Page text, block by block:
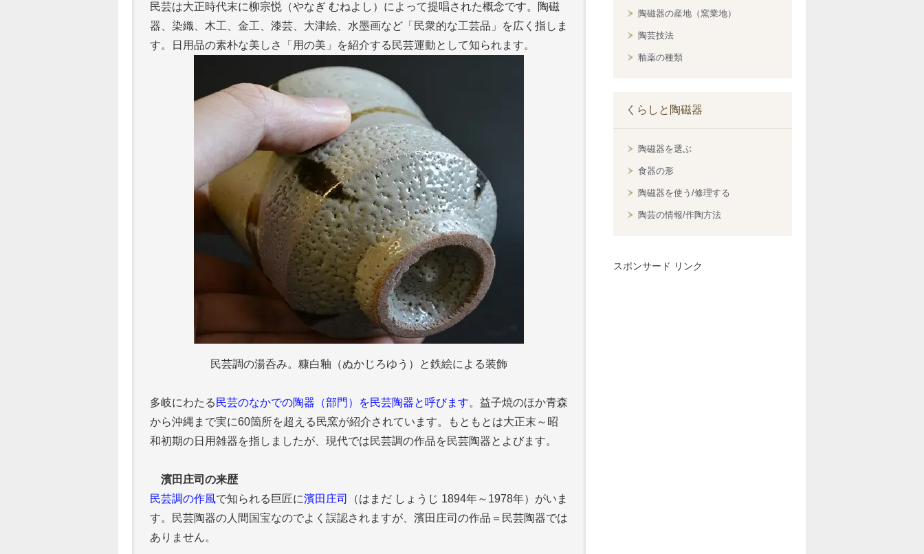
民芸は大正時代末に柳宗悦（やなぎ むねよし）によって提唱された概念です。陶磁
器、染織、木工、金工、漆芸、大津絵、水墨画など「民衆的な工芸品」を広く指しま
す。日用品の素朴な美しさ「用の美」を紹介する民芸運動として知られます。
民芸調の湯呑み。糠白釉（ぬかじろゆう）と鉄絵による装飾
多岐にわたる 民芸のなかでの陶器（部門）を民芸陶器と呼びます。益子焼のほか青森
から沖縄まで実に60箇所を超える民窯が紹介されています。もともとは大正末～昭
和初期の日用雑器を指しましたが、現代では民芸調の作品を民芸陶器とよびます。
濱田庄司の来歴
民芸調の作風で知られる巨匠に濱田庄司
（はまだ しょうじ 1894年～1978年）がいま
す。民芸陶器の人間国宝なのでよく誤認されますが、濱田庄司の作品＝民芸陶器では
ありません。
陶磁器の産地（窯業地）
陶芸技法
釉薬の種類
くらしと陶磁器
陶磁器を選ぶ
食器の形
陶磁器を使う/修理する
陶芸の情報/作陶方法
スポンサード リンク